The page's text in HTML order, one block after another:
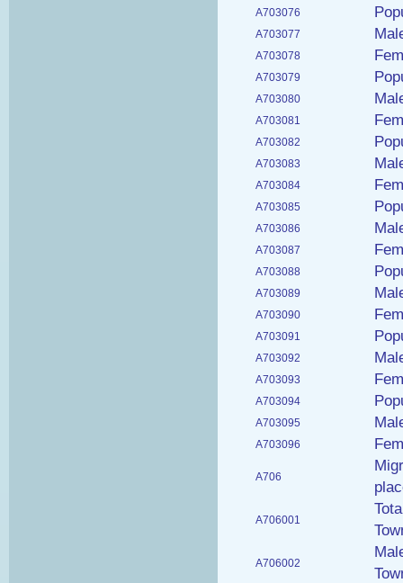
A703076
A703077
A703078
A703079
A703080
A703081
A703082
A703083
A703084
A703085
A703086
A703087
A703088
A703089
A703090
A703091
A703092
A703093
A703094
A703095
A703096
A706
A706001
A706002